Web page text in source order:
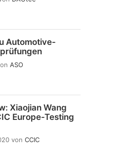
Automotive-
ASO
Xiaojian Wang
Europe-Testing
von CCIC